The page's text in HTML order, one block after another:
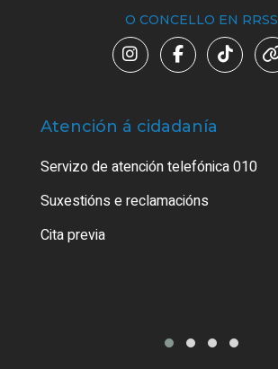
O CONCELLO EN RRSS
Atención á cidadanía
Servizo de atención telefónica 010
Suxestións e reclamacións
Cita previa